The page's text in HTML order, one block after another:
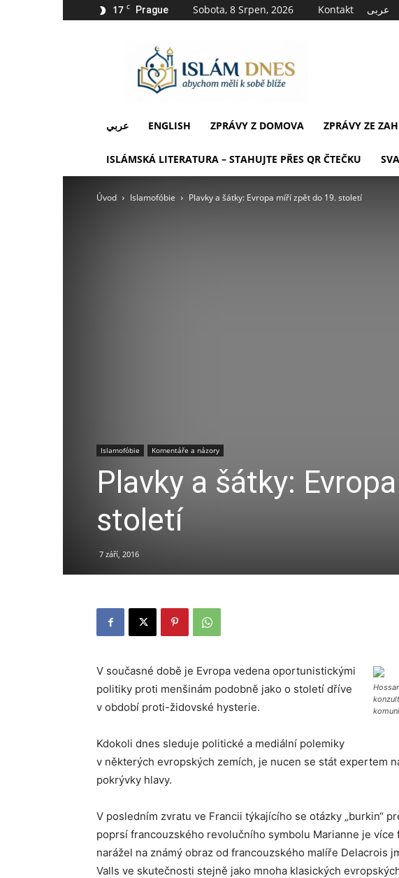
17 C Prague Sobota, 8 Srpen, 2026 Kontakt عربى
عربي ENGLISH ZPRÁVY Z DOMOVA ZPRÁVY ZE
ISLÁMSKÁ LITERATURA – STAHUJTE PŘES QR ČTEČKU
Úvod Islamofóbie Plavky a šátky: Evropa míří zpět do 19. století
Islamofóbie Komentáře a názory
Plavky a šátky:
století
7 září, 2016
V současné době je Evropa vedena oportunistickými
politiky proti menšinám podobně jako o století dříve
v období proti-židovské hysterie.
Kdokoli dnes sleduje politické a mediální polemiky
v některých evropských zemích, je nucen se stát expertem
pokrývky hlavy.
V posledním zvratu ve Francii týkajícího se otázky „burkin“
poprsí francouzského revolučního symbolu Marianne je více
narážel na známý obraz od francouzského malíře Delacrois
Valls ve skutečnosti stejně jako mnoha klasických